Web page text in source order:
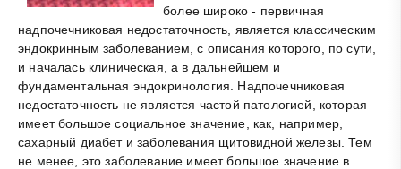
более широко - первичная
надпочечниковая недостаточность, является классическим
эндокринным заболеванием, с описания которого, по сути,
и началась клиническая, а в дальнейшем и
фундаментальная эндокринология. Надпочечниковая
недостаточность не является частой патологией, которая
имеет большое социальное значение, как, например,
сахарный диабет и заболевания щитовидной железы. Тем
не менее, это заболевание имеет большое значение в